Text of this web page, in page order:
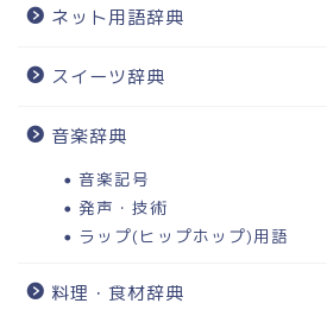
ネット用語辞典
スイーツ辞典
音楽辞典
音楽記号
発声・技術
ラップ(ヒップホップ)用語
料理・食材辞典